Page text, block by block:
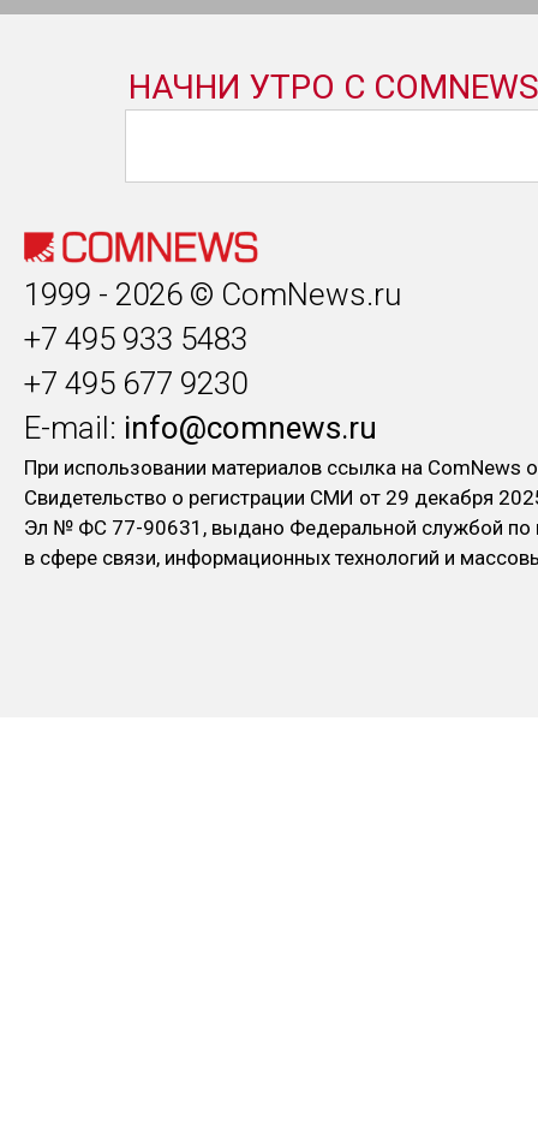
1999 - 2026 © ComNews.ru
+7 495 933 5483
+7 495 677 9230
E-mail: info@comnews.ru
При использовании материалов ссылка на ComNews
Свидетельство о регистрации СМИ от 29 декабря
Эл № ФC 77-90631, выдано Федеральной службой по
в сфере связи, информационных технологий и